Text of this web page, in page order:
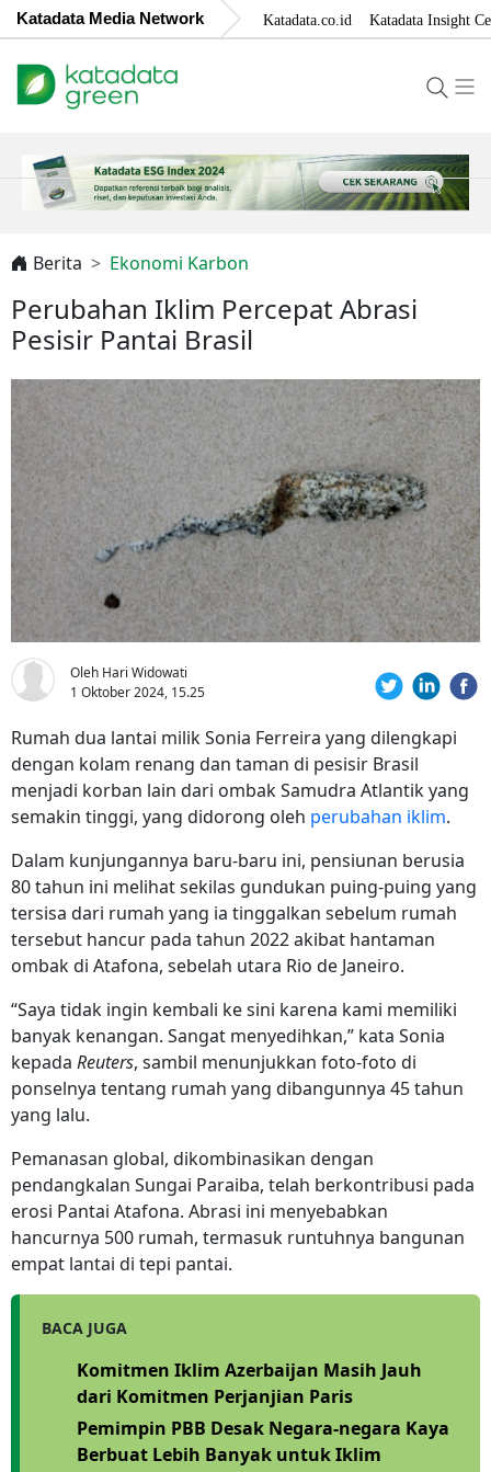
Katadata Media Network Katadata.co.id Katadata Insight
Berita Ekonomi Karbon
Perubahan Iklim Percepat Abrasi
Pesisir Pantai Brasil
Oleh Hari Widowati
1 Oktober 2024, 15.25
Rumah dua lantai milik Sonia Ferreira yang dilengkapi
dengan kolam renang dan taman di pesisir Brasil
menjadi korban lain dari ombak Samudra Atlantik yang
semakin tinggi, yang didorong oleh perubahan iklim.
Dalam kunjungannya baru-baru ini, pensiunan berusia
80 tahun ini melihat sekilas gundukan puing-puing yang
tersisa dari rumah yang ia tinggalkan sebelum rumah
tersebut hancur pada tahun 2022 akibat hantaman
ombak di Atafona, sebelah utara Rio de Janeiro.
“Saya tidak ingin kembali ke sini karena kami memiliki
banyak kenangan. Sangat menyedihkan,” kata Sonia
kepada Reuters, sambil menunjukkan foto-foto di
ponselnya tentang rumah yang dibangunnya 45 tahun
yang lalu.
Pemanasan global, dikombinasikan dengan
pendangkalan Sungai Paraiba, telah berkontribusi pada
erosi Pantai Atafona. Abrasi ini menyebabkan
hancurnya 500 rumah, termasuk runtuhnya bangunan
empat lantai di tepi pantai.
BACA JUGA
Komitmen Iklim Azerbaijan Masih Jauh
dari Komitmen Perjanjian Paris
Pemimpin PBB Desak Negara-negara Kaya
Berbuat Lebih Banyak untuk Iklim